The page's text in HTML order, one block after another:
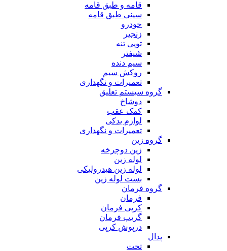
قامه و طبق قامه
سینی طبق قامه
خودرو
زنجیر
توپی تنه
شیفتر
سیم دنده
روکش سیم
تعمیرات و نگهداری
گروه سیستم تعلیق
دوشاخ
کمک عقب
لوازم یدکی
تعمیرات و نگهداری
گروه زین
زین دوچرخه
لوله زین
لوله زین هیدرولیکی
بست لوله زین
گروه فرمان
فرمان
کرپی فرمان
گریپ فرمان
درپوش کرپی
پدال
تخت